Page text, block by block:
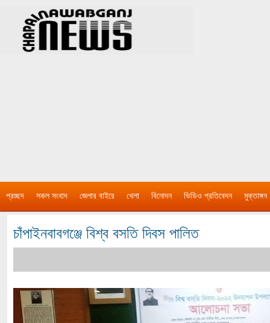
প্রচ্ছদ সকল সংবাদ জেলার বাইরে খেলা বিনোদন ভিডিও প্রতিবেদন মুক্তাঙ্গন
চাঁপাইনবাবগঞ্জে বিশ্ব বসতি দিবস পালিত